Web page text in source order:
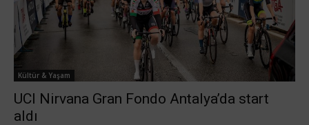
Kültür & Yaşam
UCI Nirvana Gran Fondo Antalya’da start
aldı